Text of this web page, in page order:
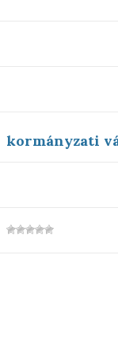
kormányzati